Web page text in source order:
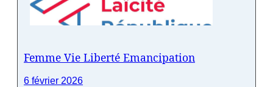
Femme Vie Liberté Emancipation
6 février 2026